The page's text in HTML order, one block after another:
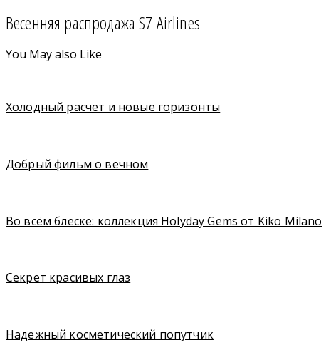
Весенняя распродажа S7 Airlines
You May also Like
Холодный расчет и новые горизонты
Добрый фильм о вечном
Во всём блеске: коллекция Holyday Gems от Kiko Milano
Секрет красивых глаз
Надежный косметический попутчик